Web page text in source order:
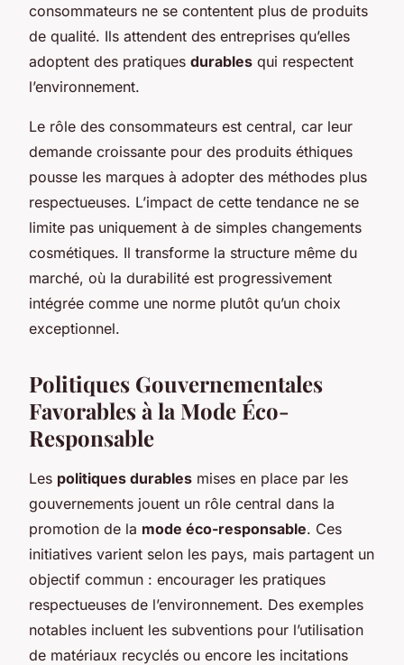
consommateurs ne se contentent plus de produits
de qualité. Ils attendent des entreprises qu’elles
adoptent des pratiques durables qui respectent
l’environnement.
Le rôle des consommateurs est central, car leur
demande croissante pour des produits éthiques
pousse les marques à adopter des méthodes plus
respectueuses. L’impact de cette tendance ne se
limite pas uniquement à de simples changements
cosmétiques. Il transforme la structure même du
marché, où la durabilité est progressivement
intégrée comme une norme plutôt qu’un choix
exceptionnel.
Politiques Gouvernementales
Favorables à la Mode Éco-
Responsable
Les politiques durables mises en place par les
gouvernements jouent un rôle central dans la
promotion de la mode éco-responsable. Ces
initiatives varient selon les pays, mais partagent un
objectif commun : encourager les pratiques
respectueuses de l’environnement. Des exemples
notables incluent les subventions pour l’utilisation
de matériaux recyclés ou encore les incitations